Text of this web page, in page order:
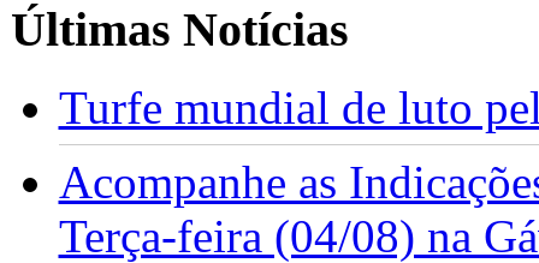
Últimas Notícias
Turfe mundial de luto
Acompanhe as
Terça-feira (04/08) na